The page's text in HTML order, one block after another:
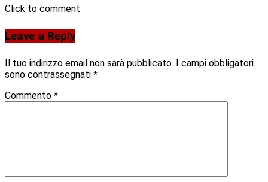
Click to comment
Leave a Reply
Il tuo indirizzo email non sarà pubblicato. I campi obbligatori
sono contrassegnati *
Commento *